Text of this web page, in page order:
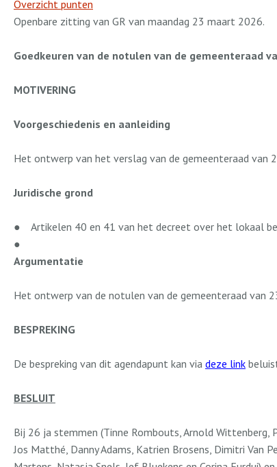
Overzicht punten
Openbare zitting van GR van maandag 23 maart 2026.
Goedkeuren van de notulen van de gemeenteraad
MOTIVERING
Voorgeschiedenis en aanleiding
Het ontwerp van het verslag van de gemeenteraad van
Juridische grond
●
Artikelen 40 en 41 van het decreet over het lokaal
●
Argumentatie
Het ontwerp van de notulen van de gemeenteraad van
BESPREKING
De bespreking van dit agendapunt kan via deze link
BESLUIT
Bij 26 ja stemmen (Tinne Rombouts, Arnold Wittenberg,
Jos Matthé, Danny Adams, Katrien Brosens, Dimitri Van